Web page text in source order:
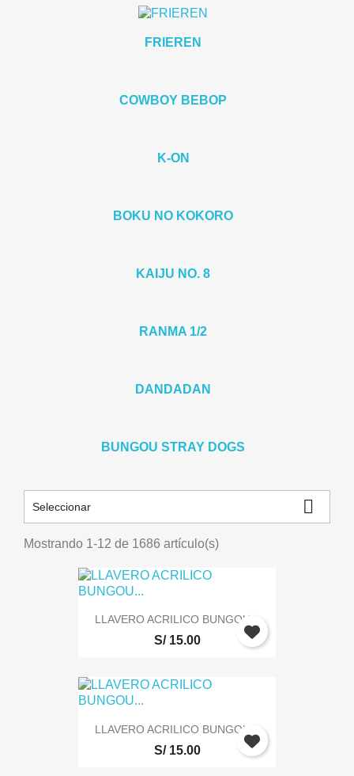
FRIEREN
COWBOY BEBOP
K-ON
BOKU NO KOKORO
KAIJU NO. 8
RANMA 1/2
DANDADAN
BUNGOU STRAY DOGS
Seleccionar 
Mostrando 1-12 de 1686 artículo(s)
LLAVERO ACRILICO BUNGOU...
S/ 15.00
LLAVERO ACRILICO BUNGOU...
S/ 15.00